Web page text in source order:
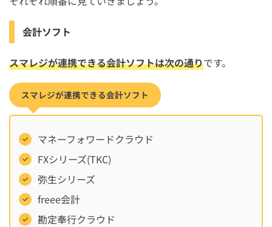
会計ソフト
スマレジが連携できる会計ソフトは次の通りです。
スマレジが連携できる会計ソフト
マネーフォワードクラウド
FXシリーズ(TKC)
弥生シリーズ
freee会計
勘定奉行クラウド